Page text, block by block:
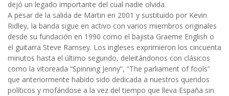
dejó un legado importante del cual nadie olvida.
A pesar de la salida de Martin en 2001 y sustituido por Kevin
Ridley, la banda sigue en activo con varios miembros originales
desde su fundación en 1990 como el bajista Graeme English o
el guitarra Steve Ramsey. Los ingleses exprimieron los cincuenta
minutos hasta el último segundo, deleitándonos con clásicos
como la vitoreada “Spinning Jenny”, “The parliament of fools”
que anteriormente habido sido dedicada a nuestros queridos
políticos y mofándose a la vez del tiempo que lleva España sin